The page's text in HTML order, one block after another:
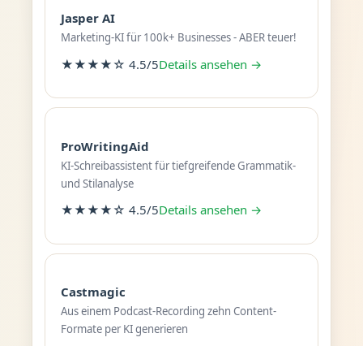
Jasper AI
Marketing-KI für 100k+ Businesses - ABER teuer!
★★★★☆ 4.5/5Details ansehen →
ProWritingAid
KI-Schreibassistent für tiefgreifende Grammatik-
und Stilanalyse
★★★★☆ 4.5/5Details ansehen →
Castmagic
Aus einem Podcast-Recording zehn Content-
Formate per KI generieren